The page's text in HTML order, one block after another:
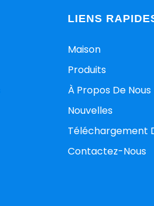
LIENS
Maison
Produits
À Propos De Nous
Nouvelles
Téléchargement
Contactez-Nous